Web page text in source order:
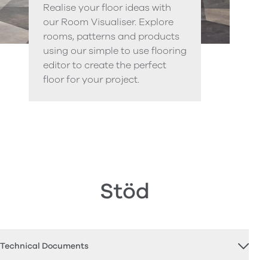
Realise your floor ideas with
our Room Visualiser. Explore
rooms, patterns and products
using our simple to use flooring
editor to create the perfect
floor for your project.
Stöd
Technical Documents